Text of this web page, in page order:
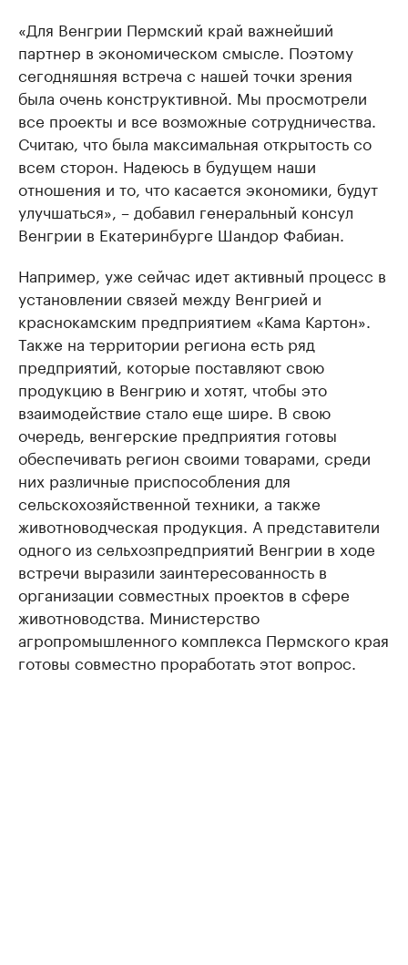
«Для Венгрии Пермский край важнейший
партнер в экономическом смысле. Поэтому
сегодняшняя встреча с нашей точки зрения
была очень конструктивной. Мы просмотрели
все проекты и все возможные сотрудничества.
Считаю, что была максимальная открытость со
всем сторон. Надеюсь в будущем наши
отношения и то, что касается экономики, будут
улучшаться», – добавил генеральный консул
Венгрии в Екатеринбурге Шандор Фабиан.
Например, уже сейчас идет активный процесс в
установлении связей между Венгрией и
краснокамским предприятием «Кама Картон».
Также на территории региона есть ряд
предприятий, которые поставляют свою
продукцию в Венгрию и хотят, чтобы это
взаимодействие стало еще шире. В свою
очередь, венгерские предприятия готовы
обеспечивать регион своими товарами, среди
них различные приспособления для
сельскохозяйственной техники, а также
животноводческая продукция. А представители
одного из сельхозпредприятий Венгрии в ходе
встречи выразили заинтересованность в
организации совместных проектов в сфере
животноводства. Министерство
агропромышленного комплекса Пермского края
готовы совместно проработать этот вопрос.